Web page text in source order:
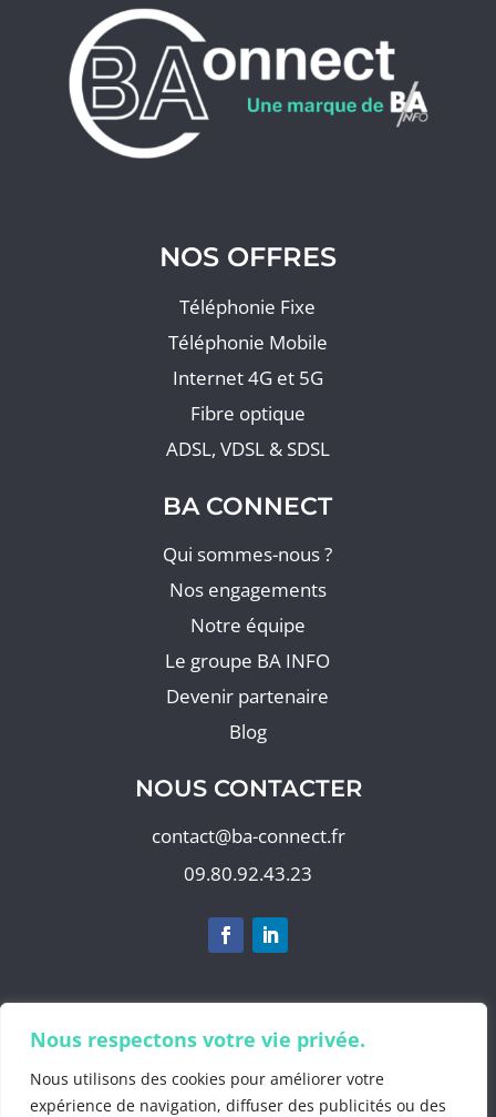
Nous respectons votre vie privée.
Nous utilisons des cookies pour améliorer votre
expérience de navigation, diffuser des publicités ou des
NOS OFFRES
Téléphonie Fixe
Téléphonie Mobile
Internet 4G et 5G
Fibre optique
ADSL, VDSL & SDSL
BA CONNECT
Qui sommes-nous ?
Nos engagements
Notre équipe
Le groupe BA INFO
Devenir partenaire
Blog
NOUS CONTACTER
contact@ba-connect.fr
09.80.92.43.23
S'abonner à notre newsletter